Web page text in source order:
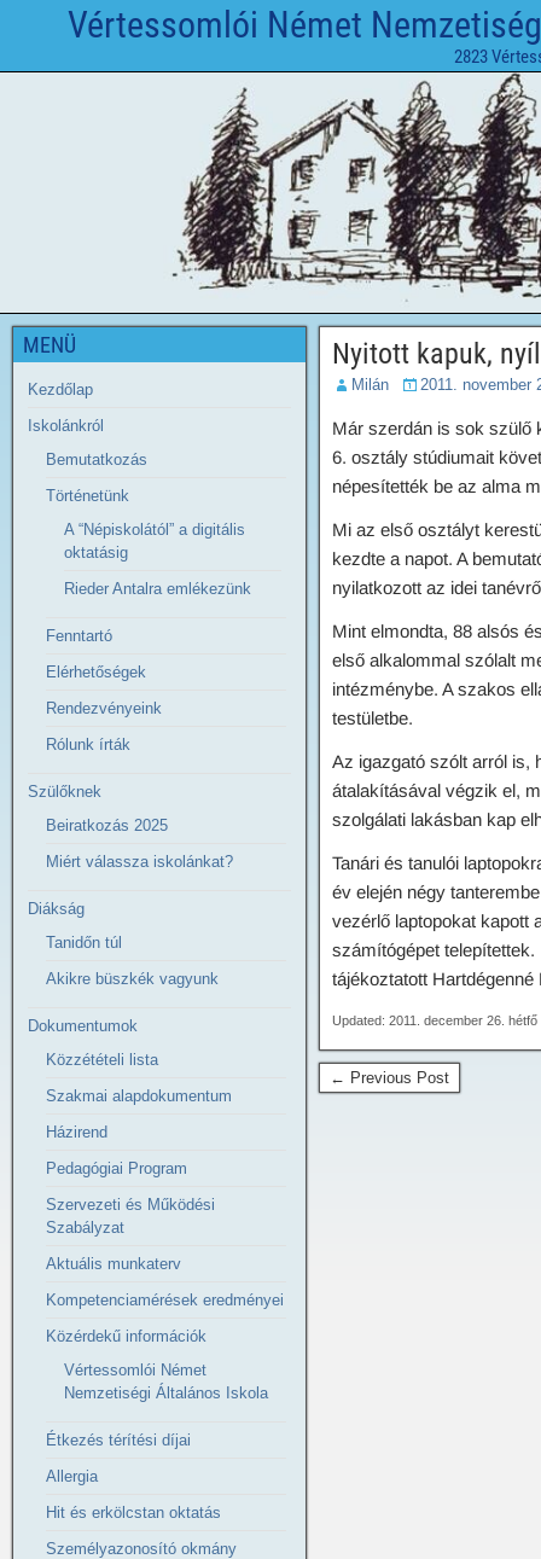
Vértessomlói Német
2823
Nyitott kapuk,
Milán 2011. november
Már szerdán is sok szülő
6. osztály stúdiumait
népesítették be az alma
Mi az első osztályt
kezdte a napot. A
nyilatkozott az idei
Mint elmondta, 88 alsós
első alkalommal szólalt
intézménybe. A szakos
testületbe.
Az igazgató szólt arról is,
átalakításával végzik el,
szolgálati lakásban kap
Tanári és tanulói
év elején négy
vezérlő laptopokat kapott
számítógépet
tájékoztatott
Updated: 2011. december 26.
← Previous Post
MENÜ
Kezdőlap
Iskolánkról
Bemutatkozás
Történetünk
A “Népiskolától” a digitális
oktatásig
Rieder Antalra emlékezünk
Fenntartó
Elérhetőségek
Rendezvényeink
Rólunk írták
Szülőknek
Beiratkozás 2025
Miért válassza iskolánkat?
Diákság
Tanidőn túl
Akikre büszkék vagyunk
Dokumentumok
Közzétételi lista
Szakmai alapdokumentum
Házirend
Pedagógiai Program
Szervezeti és Működési
Szabályzat
Aktuális munkaterv
Kompetenciamérések eredményei
Közérdekű információk
Vértessomlói Német
Nemzetiségi Általános Iskola
Étkezés térítési díjai
Allergia
Hit és erkölcstan oktatás
Személyazonosító okmány